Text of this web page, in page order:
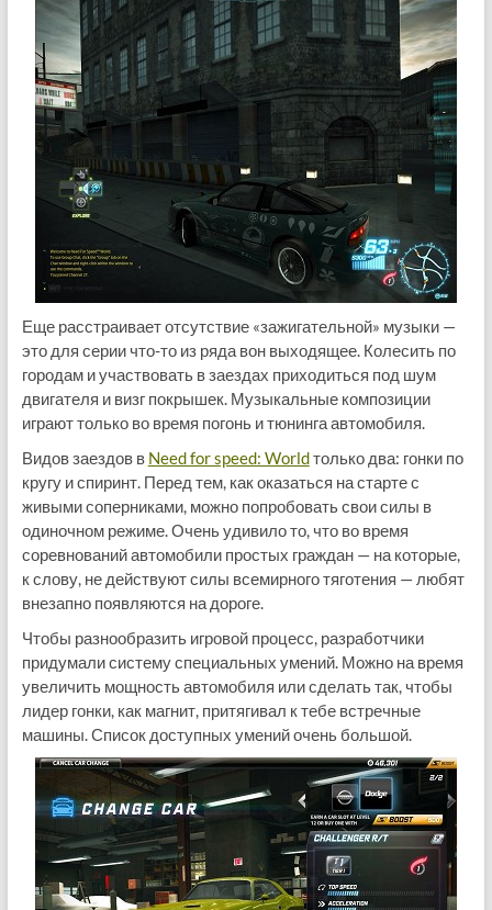
Еще расстраивает отсутствие «зажигательной» музыки —
это для серии что-то из ряда вон выходящее. Колесить по
городам и участвовать в заездах приходиться под шум
двигателя и визг покрышек. Музыкальные композиции
играют только во время погонь и тюнинга автомобиля.
Видов заездов в Need for speed: Worldтолько два: гонки по
кругу и спиринт. Перед тем, как оказаться на старте с
живыми соперниками, можно попробовать свои силы в
одиночном режиме. Очень удивило то, что во время
соревнований автомобили простых граждан — на которые,
к слову, не действуют силы всемирного тяготения — любят
внезапно появляются на дороге.
Чтобы разнообразить игровой процесс, разработчики
придумали систему специальных умений. Можно на время
увеличить мощность автомобиля или сделать так, чтобы
лидер гонки, как магнит, притягивал к тебе встречные
машины. Список доступных умений очень большой.